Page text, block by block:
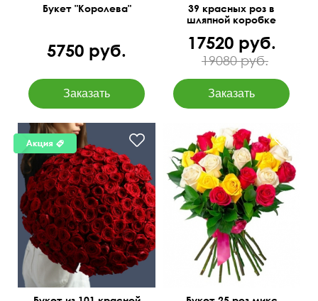
Букет "Королева"
5750 руб.
39 красных роз в
шляпной коробке
17520 руб.
19080 руб.